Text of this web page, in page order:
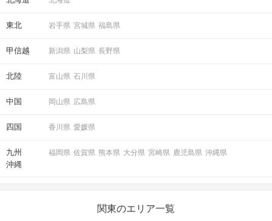
STEP5 連絡先送信タイム
東北 岩手県 宮城県 福島県
甲信越 新潟県 山梨県 長野県
北陸 富山県 石川県
中国 岡山県 広島県
四国 香川県 愛媛県
九州
沖縄
福岡県 佐賀県 熊本県 大分県 宮崎県 鹿児島県 沖縄県
関東のエリア一覧